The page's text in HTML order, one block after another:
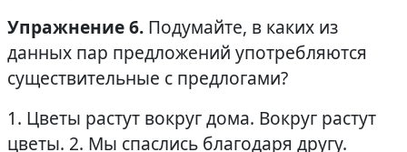
Упражнение 6. Подумайте, в каких из
данных пар предложений употребляются
существительные с предлогами?
1. Цветы растут вокруг дома. Вокруг растут
цветы. 2. Мы спаслись благодаря другу.